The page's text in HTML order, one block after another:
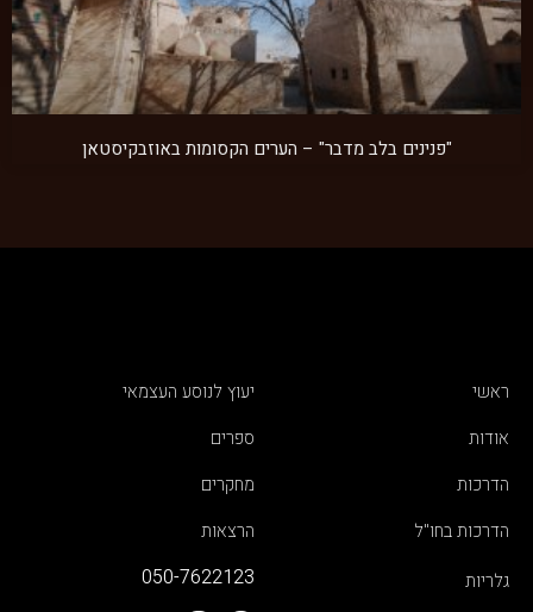
"פנינים בלב מדבר" – הערים הקסומות באוזבקיסטאן
ראשי
אודות
הדרכות
הדרכות בחו"ל
יעוץ לנוסע העצמאי
ספרים
מחקרים
הרצאות
גלריות
050-7622123